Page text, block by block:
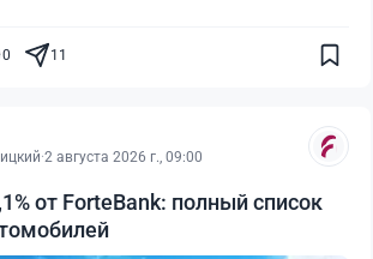
0 11
·2 августа 2026 г., 09:00
от ForteBank: полный список